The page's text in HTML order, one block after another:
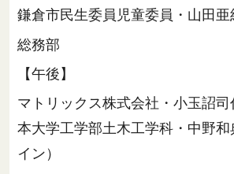
鎌倉市民生委員児童委員・山田亜
総務部
【午後】
マトリックス株式会社・小玉詔司
本大学工学部土木工学科・中野和
イン）